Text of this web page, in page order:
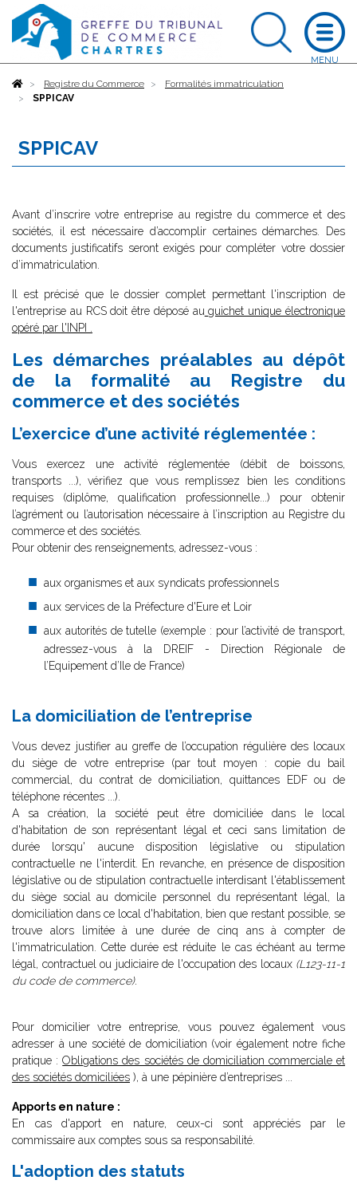
AccueilRegistre du Commerce
Formalités immatriculation
SPPICAV
SPPICAV
Avant d’inscrire votre entreprise au registre du commerce et des
sociétés, il est nécessaire d’accomplir certaines démarches. Des
documents justificatifs seront exigés pour compléter votre dossier
d’immatriculation.
Il est précisé que le dossier complet permettant l'inscription de
l'entreprise au RCS doit être déposé au guichet unique électronique
opéré par l'INPI
Les démarches préalables au dépôt
de la formalité au Registre du
commerce et des sociétés
L’exercice d’une activité réglementée :
Vous exercez une activité réglementée (débit de boissons,
transports ...), vérifiez que vous remplissez bien les conditions
requises (diplôme, qualification professionnelle...) pour obtenir
l’agrément ou l’autorisation nécessaire à l’inscription au Registre du
commerce et des sociétés.
Pour obtenir des renseignements, adressez-vous :
aux organismes et aux syndicats professionnels
aux services de la Préfecture d'Eure et Loir
aux autorités de tutelle (exemple : pour l’activité de transport,
adressez-vous à la DREIF - Direction Régionale de
l’Equipement d’Ile de France)
La domiciliation de l’entreprise
Vous devez justifier au greffe de l’occupation régulière des locaux
du siège de votre entreprise (par tout moyen : copie du bail
commercial, du contrat de domiciliation, quittances EDF ou de
téléphone récentes ...).
A sa création, la société peut être domiciliée dans le local
d'habitation de son représentant légal et ceci sans limitation de
durée lorsqu' aucune disposition législative ou stipulation
contractuelle ne l'interdit. En revanche, en présence de disposition
législative ou de stipulation contractuelle interdisant l'établissement
du siège social au domicile personnel du représentant légal, la
domiciliation dans ce local d'habitation, bien que restant possible, se
trouve alors limitée à une durée de cinq ans à compter de
l'immatriculation. Cette durée est réduite le cas échéant au terme
légal, contractuel ou judiciaire de l'occupation des locaux (L123-11-1
du code de commerce).
Pour domicilier votre entreprise, vous pouvez également vous
adresser à une société de domiciliation (voir également notre fiche
pratique :Obligations des sociétés de domiciliation commerciale et
des sociétés domiciliées ), à une pépinière d’entreprises ...
Apports en nature :
En cas d'apport en nature, ceux-ci sont appréciés par le
commissaire aux comptes sous sa responsabilité.
L'adoption des statuts